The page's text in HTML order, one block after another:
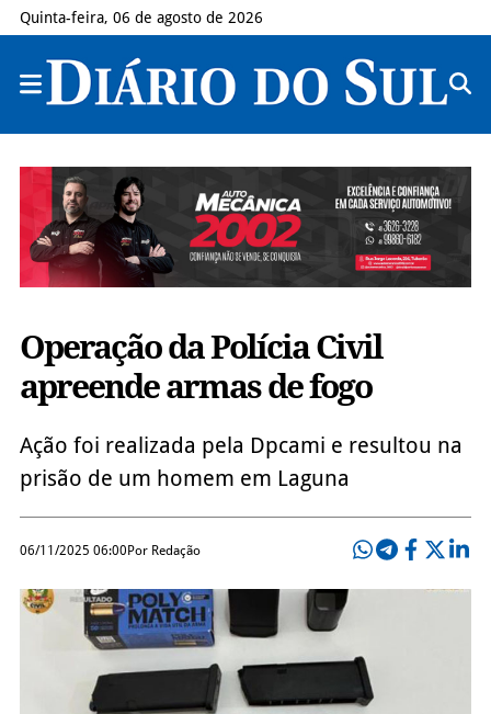
Quinta-feira, 06 de agosto de 2026
Operação da Polícia Civil
apreende armas de fogo
Ação foi realizada pela Dpcami e resultou na
prisão de um homem em Laguna
06/11/2025 06:00Por Redação